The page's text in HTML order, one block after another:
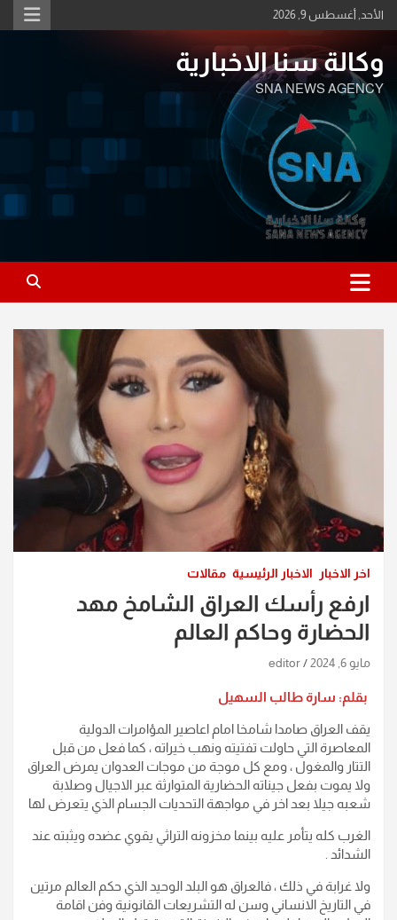
Skip
to
الأحد, أغسطس 9, 2026
وكالة سنا الاخبارية
SNA NEWS AGENCY
اخر الاخبار الاخبار الرئيسية مقالات
ارفع رأسك العراق الشامخ مهد
الحضارة وحاكم العالم
مايو 6, 2024 editor
بقلم: سارة طالب السهيل
يقف العراق صامدا شامخا امام اعاصير المؤامرات الدولية
المعاصرة التي حاولت تفتيته ونهب خيراته ، كما فعل من قبل
التتار والمغول ، ومع كل موجة من موجات العدوان يمرض العراق
ولا يموت بفعل جيناته الحضارية المتوارثة عبر الاجيال وصلابة
شعبه جيلا بعد اخر في مواجهة التحديات الجسام الذي يتعرض لها
الغرب كله يتأمر عليه بينما مخزونه التراثي يقوي عضده ويثبته عند
الشدائد .
ولا غرابة في ذلك ، فالعراق هو البلد الوحيد الذي حكم العالم مرتين
في التاريخ الانساني وسن له التشريعات القانونية وفن اقامة